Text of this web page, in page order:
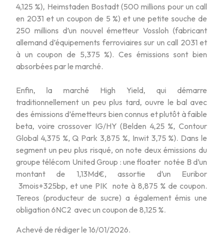
4,125 %), Heimstaden Bostadt (500 millions pour un call
en 2031 et un coupon de 5 %) et une petite souche de
250 millions d’un nouvel émetteur Vossloh (fabricant
allemand d’équipements ferroviaires sur un call 2031 et
à un coupon de 5,375 %). Ces émissions sont bien
absorbées par le marché.
Enfin, la marché High Yield, qui démarre
traditionnellement un peu plus tard, ouvre le bal avec
des émissions d’émetteurs bien connus et plutôt à faible
beta, voire crossover IG/HY (Belden 4,25 %, Contour
Global 4,375 %, Q Park 3,875 %, Inwit 3,75 %). Dans le
segment un peu plus risqué, on note deux émissions du
groupe télécom United Group : une floater notée B d’un
montant de 1,13Md€, assortie d’un Euribor
3mois+325bp, et une PIK note à 8,875 % de coupon.
Tereos (producteur de sucre) a également émis une
obligation 6NC2 avec un coupon de 8,125 %.
Achevé de rédiger le 16/01/2026.